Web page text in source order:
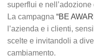
superflui e
La campagna “BE
l’azienda e i clienti,
scelte e invitandoli a
cambiamento.